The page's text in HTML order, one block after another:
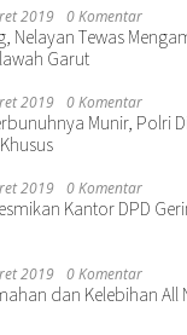
2019 0 Komentar
Nelayan Tewas
Garut
2019 0 Komentar
Munir, Polri
2019 0 Komentar
Kantor DPD
2019 0 Komentar
dan Kelebihan All